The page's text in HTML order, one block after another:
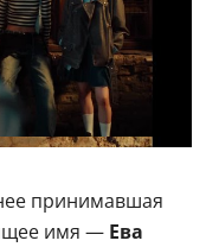
принимавшая
имя — Ева